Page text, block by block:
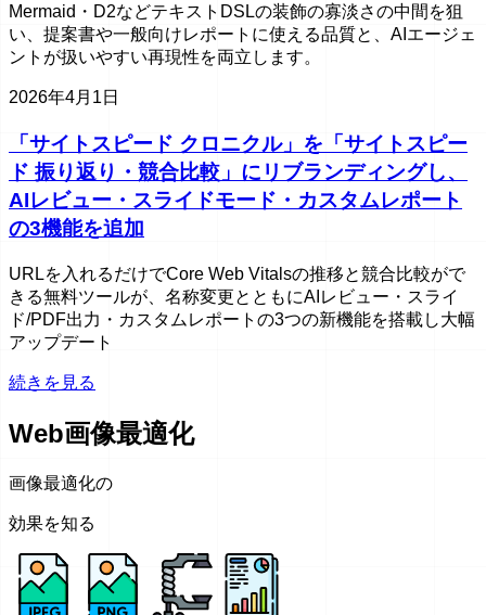
Mermaid・D2などテキストDSLの装飾の寡淡さの中間を狙
い、提案書や一般向けレポートに使える品質と、AIエージェ
ントが扱いやすい再現性を両立します。
2026年4月1日
「サイトスピード クロニクル」を「サイトスピー
ド 振り返り・競合比較」にリブランディングし、
AIレビュー・スライドモード・カスタムレポート
の3機能を追加
URLを入れるだけでCore Web Vitalsの推移と競合比較がで
きる無料ツールが、名称変更とともにAIレビュー・スライ
ド/PDF出力・カスタムレポートの3つの新機能を搭載し大幅
アップデート
続きを見る
Web画像最適化
画像最適化の
効果を知る